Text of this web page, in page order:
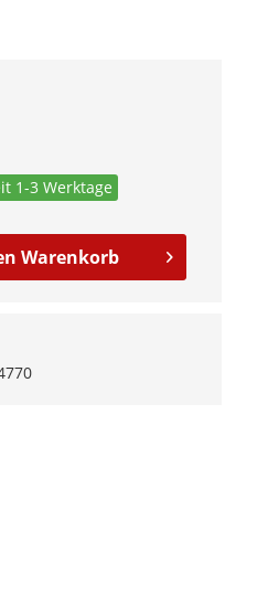
1-3 Werktage
Warenkorb